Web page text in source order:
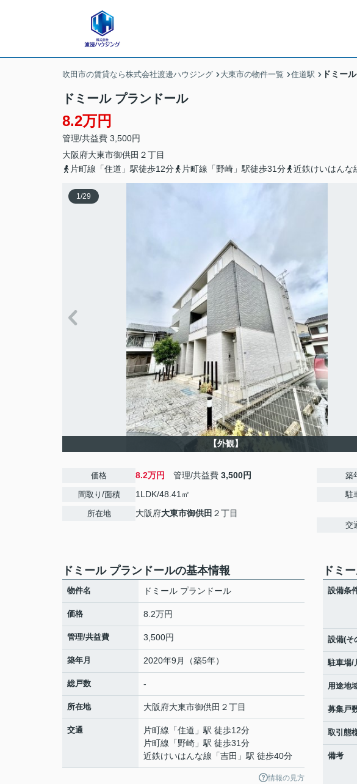
吹田市の賃貸なら株式会社渡邊ハウジング 大東市の物件一覧 住道駅 ドミー
ドミール プランドール
8.2万円
管理/共益費 3,500円
大阪府大東市御供田 ２丁目
片町線「住道」駅徒歩12分
片町線「野崎」駅徒歩31分 近鉄けいはんな
1/29
【外観】
価格 8.2万円 管理/共益費 3,500円
間取り/面積 1LDK/48.41㎡
所在地 大阪府大東市御供田 ２丁目
築
駐
交
ドミール プランドールの基本情報
物件名 ドミール プランドール
価格 8.2万円
管理/共益費 3,500円
築年月 2020年9月（築5年）
総戸数 -
所在地 大阪府大東市御供田 ２丁目
交通 片町線 「住道 」駅 徒歩12分
片町線 「野崎 」駅 徒歩31分
近鉄けいはんな線 「吉田 」駅 徒歩40分
情報の見方
ドミ
設備条
設備(そ
駐車場/
用途地
募集戸
取引態
備考